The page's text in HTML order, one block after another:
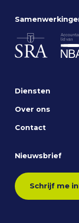
Diensten
Over ons
Contact
Nieuwsbrief
Schrijf me